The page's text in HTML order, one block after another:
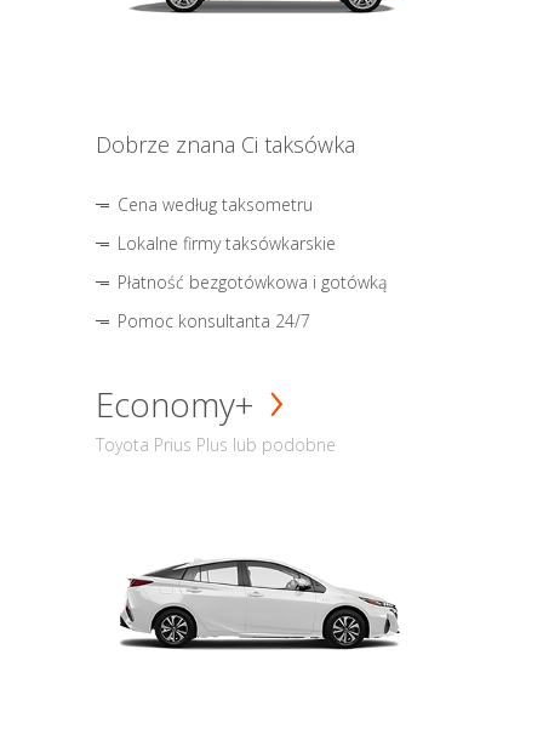
Dobrze znana Ci taksówka
Cena według taksometru
Lokalne firmy taksówkarskie
Płatność bezgotówkowa i gotówką
Pomoc konsultanta 24/7
Economy+
Toyota Prius Plus lub podobne